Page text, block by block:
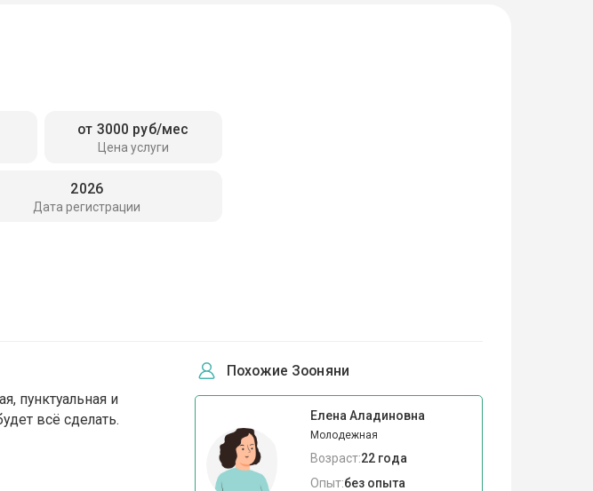
Цена услуги
от 3000 руб/мес
Дата регистрации
2026
пунктуальная и
всё сделать.
Похожие Зооняни
Елена Аладиновна
Молодежная
Возраст:22 года
Опыт:без опыта